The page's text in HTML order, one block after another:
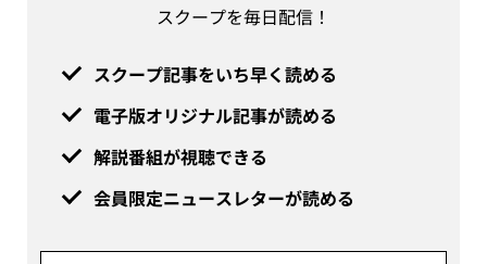
スクープを毎日配信！
スクープ記事をいち早く読める
電子版オリジナル記事が読める
解説番組が視聴できる
会員限定ニュースレターが読める